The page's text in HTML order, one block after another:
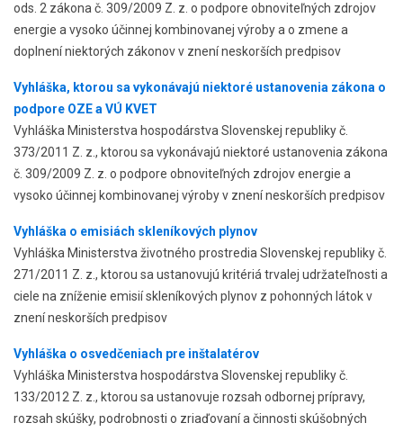
ods. 2 zákona č. 309/2009 Z. z. o podpore obnoviteľných zdrojov
energie a vysoko účinnej kombinovanej výroby a o zmene a
doplnení niektorých zákonov v znení neskorších predpisov
Vyhláška, ktorou sa vykonávajú niektoré ustanovenia zákona o
podpore OZE a VÚ KVET
Vyhláška Ministerstva hospodárstva Slovenskej republiky č.
373/2011 Z. z., ktorou sa vykonávajú niektoré ustanovenia zákona
č. 309/2009 Z. z. o podpore obnoviteľných zdrojov energie a
vysoko účinnej kombinovanej výroby v znení neskorších predpisov
Vyhláška o emisiách skleníkových plynov
Vyhláška Ministerstva životného prostredia Slovenskej republiky č.
271/2011 Z. z., ktorou sa ustanovujú kritériá trvalej udržateľnosti a
ciele na zníženie emisií skleníkových plynov z pohonných látok v
znení neskorších predpisov
Vyhláška o osvedčeniach pre inštalatérov
Vyhláška Ministerstva hospodárstva Slovenskej republiky č.
133/2012 Z. z., ktorou sa ustanovuje rozsah odbornej prípravy,
rozsah skúšky, podrobnosti o zriaďovaní a činnosti skúšobných